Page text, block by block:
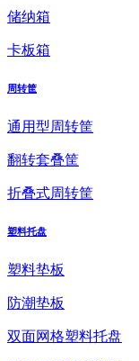
储纳箱
卡板箱
周转筐
通用型周转筐
翻转套叠筐
折叠式周转筐
塑料托盘
塑料垫板
防潮垫板
双面网格塑料托盘